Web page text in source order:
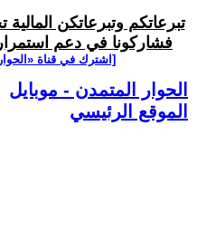
تبرعاتكم وتبرعاتكن
فشاركونا في دعم
[اشترك في قناة
الحوار المتمدن - موبايل
الموقع الرئيسي